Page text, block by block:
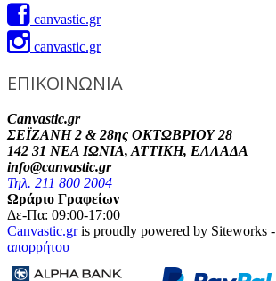
canvastic.gr
canvastic.gr
ΕΠΙΚΟΙΝΩΝΙΑ
Canvastic.gr
ΣΕΪΖΑΝΗ 2 & 28ης ΟΚΤΩΒΡΙΟΥ 28
142 31 ΝΕΑ ΙΩΝΙΑ, ΑΤΤΙΚΗ, ΕΛΛΑΔΑ
info@canvastic.gr
Τηλ. 211 800 2004
Ωράριο Γραφείων
Δε-Πα: 09:00-17:00
Canvastic.gris proudly powered by Siteworks -
απορρήτου